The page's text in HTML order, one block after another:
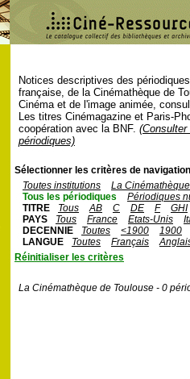
Notices descriptives des
française, de la Cinémathèque de
Cinéma et de l'image animée,
Les titres Cinémagazine et Paris-
coopération avec la BNF.
périodiques)
Sélectionner les critères de
Toutes institutions
La
Tous les périodiques
Périodiques
TITRE
Tous AB C DE F
GHI
PAYS
Tous France Etats-Unis
DECENNIE
Toutes <1900
1900
LANGUE
Toutes Français
Réinitialiser les critères
La Cinémathèque de Toulouse - 0